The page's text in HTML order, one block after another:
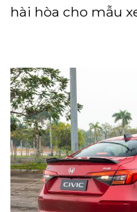
hài hòa cho mẫu